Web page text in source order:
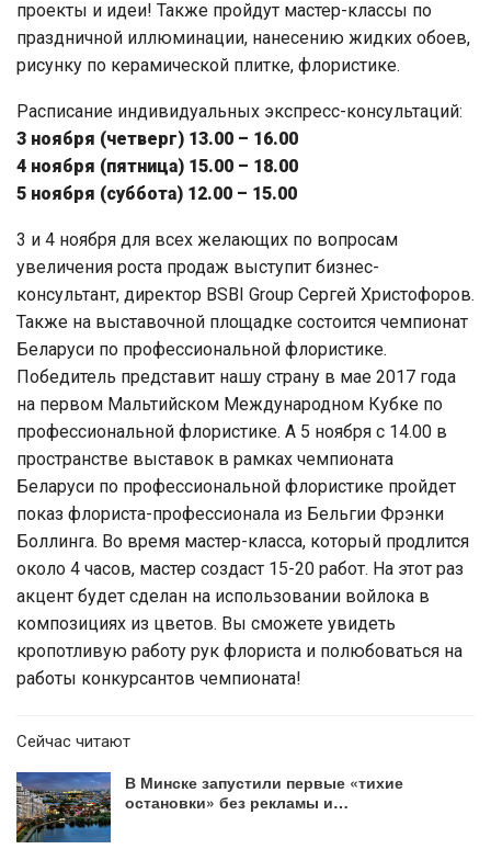
проекты и идеи! Также пройдут мастер-классы по
праздничной иллюминации, нанесению жидких обоев,
рисунку по керамической плитке, флористике.
Расписание индивидуальных экспресс-консультаций:
3 ноября (четверг) 13.00 – 16.00
4 ноября (пятница) 15.00 – 18.00
5 ноября (суббота) 12.00 – 15.00
3 и 4 ноября для всех желающих по вопросам
увеличения роста продаж выступит бизнес-
консультант, директор BSBI Group Сергей Христофоров.
Также на выставочной площадке состоится чемпионат
Беларуси по профессиональной флористике.
Победитель представит нашу страну в мае 2017 года
на первом Мальтийском Международном Кубке по
профессиональной флористике. А 5 ноября с 14.00 в
пространстве выставок в рамках чемпионата
Беларуси по профессиональной флористике пройдет
показ флориста-профессионала из Бельгии Фрэнки
Боллинга. Во время мастер-класса, который продлится
около 4 часов, мастер создаст 15-20 работ. На этот раз
акцент будет сделан на использовании войлока в
композициях из цветов. Вы сможете увидеть
кропотливую работу рук флориста и полюбоваться на
работы конкурсантов чемпионата!
Сейчас читают
В Минске запустили первые «тихие
остановки» без рекламы и…